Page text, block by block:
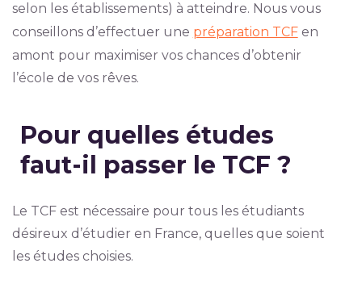
selon les établissements) à atteindre. Nous vous
conseillons d’effectuer une préparation TCFen
amont pour maximiser vos chances d’obtenir
l’école de vos rêves.
Pour quelles études
faut-il passer le TCF ?
Le TCF est nécessaire pour tous les étudiants
désireux d’étudier en France, quelles que soient
les études choisies.